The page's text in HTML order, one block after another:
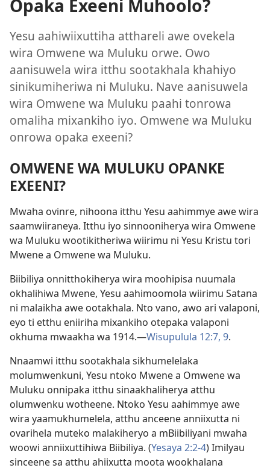
Opaka Exeeni Muhoolo?
Yesu aahiwiixuttiha atthareli awe ovekela
wira Omwene wa Muluku orwe. Owo
aanisuwela wira itthu sootakhala khahiyo
sinikumiheriwa ni Muluku. Nave aanisuwela
wira Omwene wa Muluku paahi tonrowa
omaliha mixankiho iyo. Omwene wa Muluku
onrowa opaka exeeni?
OMWENE WA MULUKU OPANKE
EXEENI?
Mwaha ovinre, nihoona itthu Yesu aahimmye awe wira
saamwiiraneya. Itthu iyo sinnooniherya wira Omwene
wa Muluku wootikitheriwa wiirimu ni Yesu Kristu tori
Mwene a Omwene wa Muluku.
Biibiliya onnitthokiherya wira moohipisa nuumala
okhalihiwa Mwene, Yesu aahimoomola wiirimu Satana
ni malaikha awe ootakhala. Nto vano, awo ari valaponi,
eyo ti etthu eniiriha mixankiho otepaka valaponi
okhuma mwaakha wa 1914.—Wisupulula 12:7, 9.
Nnaamwi itthu sootakhala sikhumelelaka
molumwenkuni, Yesu ntoko Mwene a Omwene wa
Muluku onnipaka itthu sinaakhaliherya atthu
olumwenku wotheene. Ntoko Yesu aahimmye awe
wira yaamukhumelela, atthu anceene anniixutta ni
ovarihela muteko malakiheryo a mBiibiliyani mwaha
woowi anniixuttihiwa Biibiliya. (Yesaya 2:2-4) Imilyau
sinceene sa atthu ahiixutta moota wookhalana